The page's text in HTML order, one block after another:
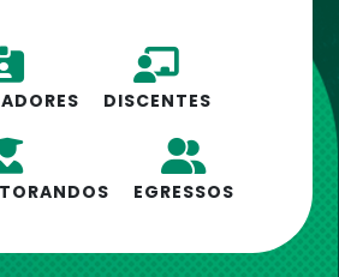
DISCENTES
EGRESSOS